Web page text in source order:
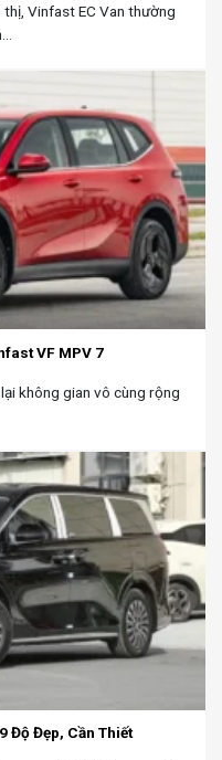
Vinfast EC Van thường
VF MPV 7
không gian vô cùng rộng
Độ Đẹp, Cần Thiết